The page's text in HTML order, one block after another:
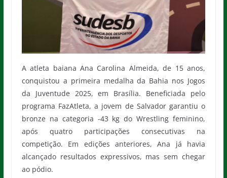
A atleta baiana Ana Carolina Almeida, de 15 anos,
conquistou a primeira medalha da Bahia nos Jogos
da Juventude 2025, em Brasília. Beneficiada pelo
programa FazAtleta, a jovem de Salvador garantiu o
bronze na categoria -43 kg do Wrestling feminino,
após quatro participações consecutivas na
competição. Em edições anteriores, Ana já havia
alcançado resultados expressivos, mas sem chegar
ao pódio.